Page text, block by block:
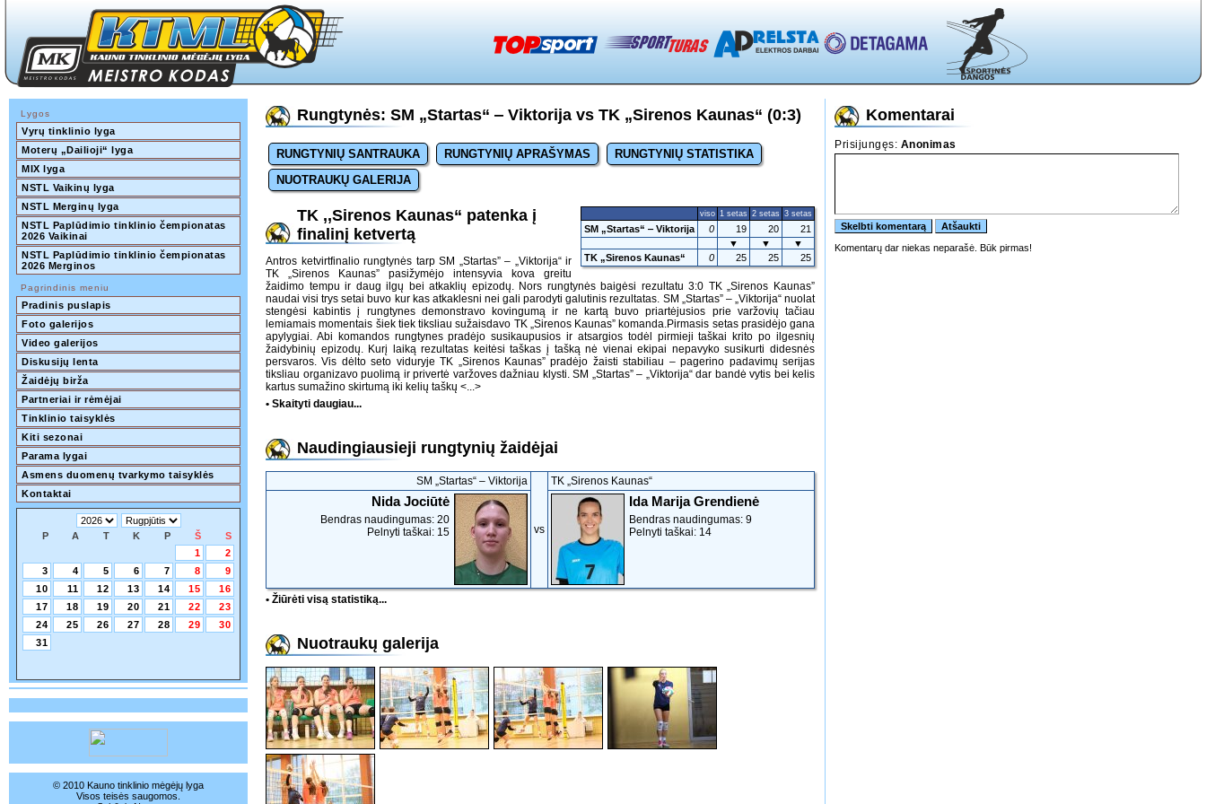
Lygos
Vyrų tinklinio lyga
Moterų „Dailioji“ lyga
MIX lyga
NSTL Vaikinų lyga
NSTL Merginų lyga
NSTL Paplūdimio tinklinio čempionatas
2026 Vaikinai
NSTL Paplūdimio tinklinio čempionatas
2026 Merginos
Pagrindinis meniu
Pradinis puslapis
Foto galerijos
Video galerijos
Diskusijų lenta
Žaidėjų birža
Partneriai ir rėmėjai
Tinklinio taisyklės
Kiti sezonai
Parama lygai
Asmens duomenų tvarkymo taisyklės
Kontaktai
P A T K P Š
S
1
2
3
4 5 6 7 8
9
10
11 12 13 14 15
16
17
18 19 20 21 22
23
24
25 26 27 28 29
30
31
© 2010 Kauno tinklinio mėgėjų lyga
Visos teisės saugomos.
Rungtynės: SM „Startas“ ‒ Viktorija vs TK „Sirenos Kaunas“ (0:3)
RUNGTYNIŲ SANTRAUKA RUNGTYNIŲ APRAŠYMAS
RUNGTYNIŲ STATISTIKA
NUOTRAUKŲ GALERIJA
viso 1 setas 2 setas 3 setas
SM „Startas“ ‒ Viktorija 0 19 20
21
▼
▼
▼
TK „Sirenos Kaunas“
0 25 25 25
TK ,,Sirenos Kaunas“ patenka į
finalinį ketvertą
Antros ketvirtfinalio rungtynės tarp SM „Startas” – „Viktorija“ ir
TK „Sirenos Kaunas” pasižymėjo intensyvia kova greitu
žaidimo tempu ir daug ilgų bei atkaklių epizodų. Nors rungtynės baigėsi rezultatu 3:0 TK „Sirenos Kaunas”
naudai visi trys setai buvo kur kas atkaklesni nei gali parodyti galutinis rezultatas. SM „Startas” – „Viktorija“ nuolat
stengėsi kabintis į rungtynes demonstravo kovingumą ir ne kartą buvo priartėjusios prie varžovių tačiau
lemiamais momentais šiek tiek tiksliau sužaisdavo TK „Sirenos Kaunas” komanda.Pirmasis setas prasidėjo gana
apylygiai. Abi komandos rungtynes pradėjo susikaupusios ir atsargios todėl pirmieji taškai krito po ilgesnių
žaidybinių epizodų. Kurį laiką rezultatas keitėsi taškas į tašką nė vienai ekipai nepavyko susikurti didesnės
persvaros. Vis dėlto seto viduryje TK „Sirenos Kaunas” pradėjo žaisti stabiliau – pagerino padavimų serijas
tiksliau organizavo puolimą ir privertė varžoves dažniau klysti. SM „Startas” – „Viktorija“ dar bandė vytis bei kelis
kartus sumažino skirtumą iki kelių taškų <...>
• Skaityti daugiau...
Naudingiausieji rungtynių žaidėjai
SM „Startas“ ‒ Viktorija
vs
TK „Sirenos Kaunas“
Nida Jociūtė
Bendras naudingumas: 20
Pelnyti taškai: 15
Ida Marija Grendienė
Bendras naudingumas: 9
Pelnyti taškai: 14
• Žiūrėti visą statistiką...
Nuotraukų galerija
Komentarai